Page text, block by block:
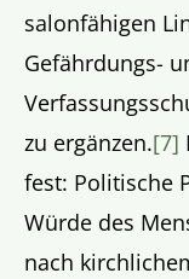
salonfähigen
Gefährdungs-
zu ergänzen.[7]
fest: Politische
Würde des
nach